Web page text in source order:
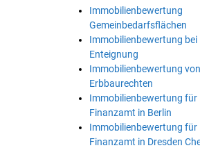
Immobilienbewertung
Gemeinbedarfsflächen
Immobilienbewertung bei
Enteignung
Immobilienbewertung von
Erbbaurechten
Immobilienbewertung für
Finanzamt in Berlin
Immobilienbewertung für
Finanzamt in Dresden